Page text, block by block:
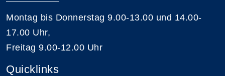
Montag bis Donnerstag 9.00-13.00 und 14.00-
17.00 Uhr,
Freitag 9.00-12.00 Uhr
Quicklinks